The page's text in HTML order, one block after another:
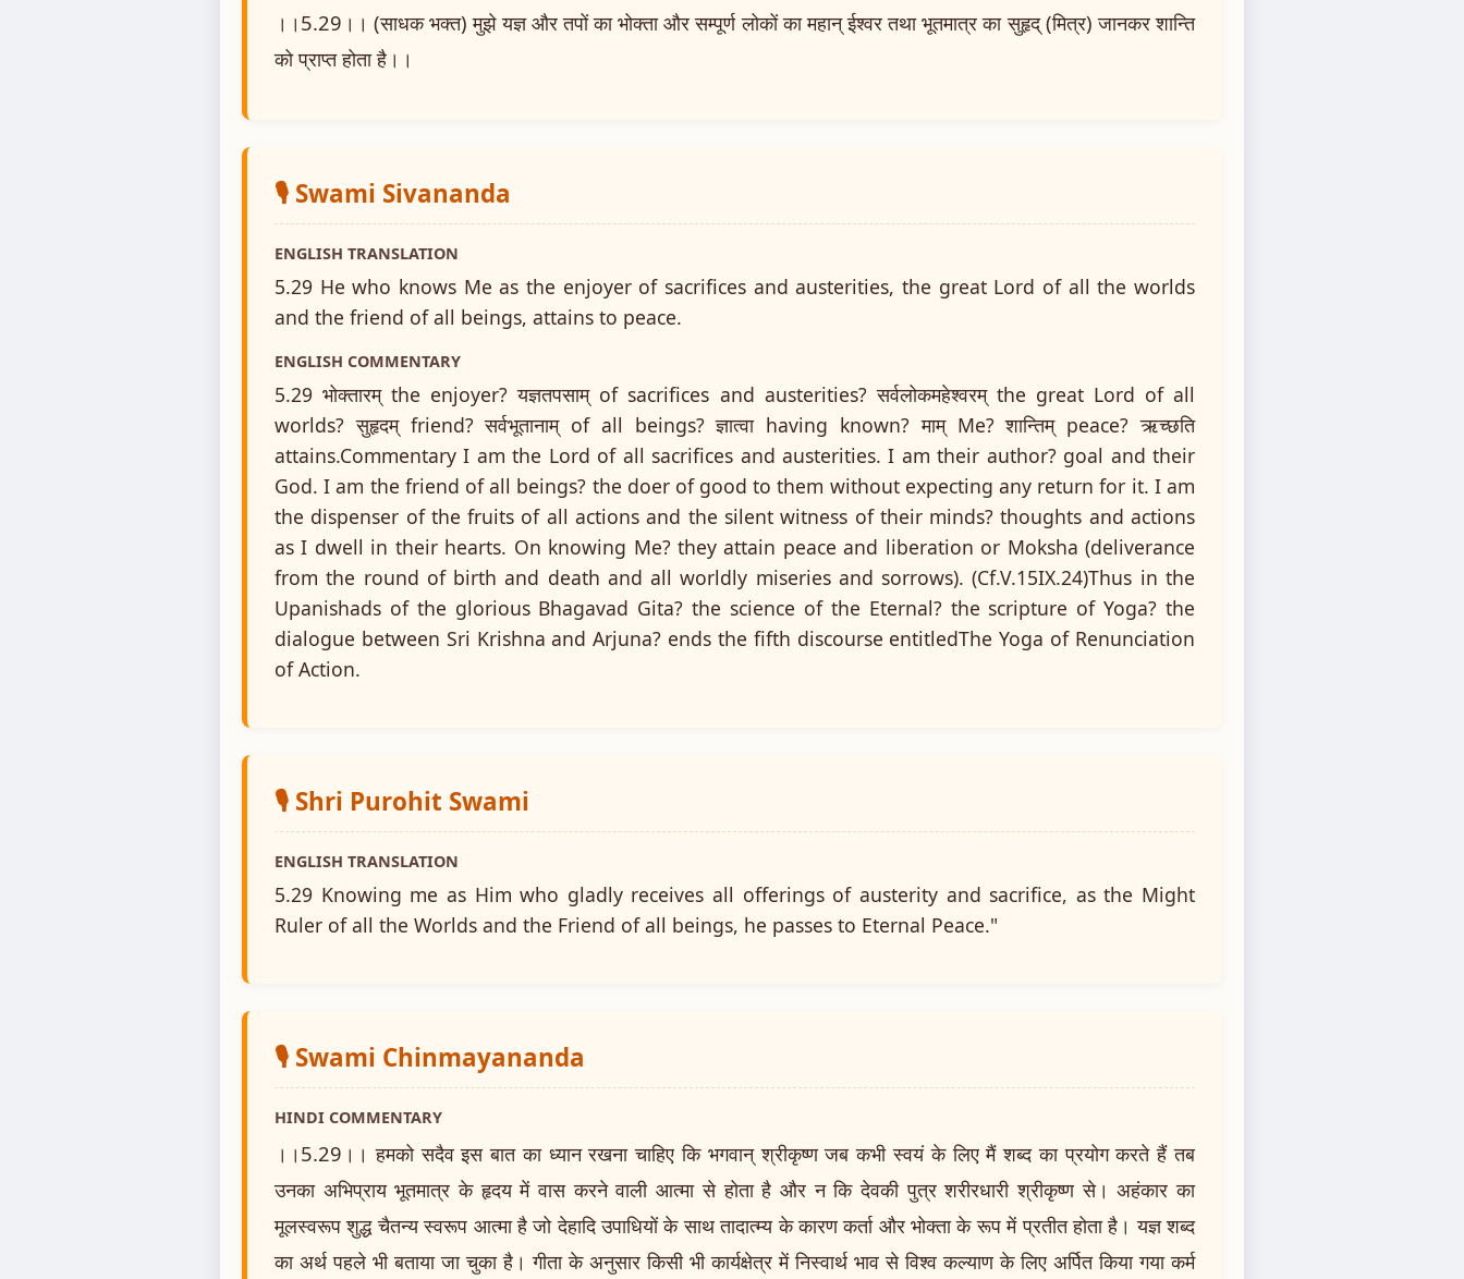
।।5.29।। (साधक भक्त) मुझे यज्ञ और तपों का भोक्ता और सम्पूर्ण लोकों का महान् ईश्वर तथा भूतमात्र का सुहृद् (मित्र) जानकर शान्ति
को प्राप्त होता है।।
🎙️ Swami Sivananda
ENGLISH TRANSLATION
5.29 He who knows Me as the enjoyer of sacrifices and austerities, the great Lord of all the worlds
and the friend of all beings, attains to peace.
ENGLISH COMMENTARY
5.29 भोक्तारम् the enjoyer? यज्ञतपसाम् of sacrifices and austerities? सर्वलोकमहेश्वरम् the great Lord of all
worlds? सुहृदम् friend? सर्वभूतानाम् of all beings? ज्ञात्वा having known? माम् Me? शान्तिम् peace? ऋच्छति
attains.Commentary I am the Lord of all sacrifices and austerities. I am their author? goal and their
God. I am the friend of all beings? the doer of good to them without expecting any return for it. I am
the dispenser of the fruits of all actions and the silent witness of their minds? thoughts and actions
as I dwell in their hearts. On knowing Me? they attain peace and liberation or Moksha (deliverance
from the round of birth and death and all worldly miseries and sorrows). (Cf.V.15IX.24)Thus in the
Upanishads of the glorious Bhagavad Gita? the science of the Eternal? the scripture of Yoga? the
dialogue between Sri Krishna and Arjuna? ends the fifth discourse entitledThe Yoga of Renunciation
of Action.
🎙️ Shri Purohit Swami
ENGLISH TRANSLATION
5.29 Knowing me as Him who gladly receives all offerings of austerity and sacrifice, as the Might
Ruler of all the Worlds and the Friend of all beings, he passes to Eternal Peace."
🎙️ Swami Chinmayananda
HINDI COMMENTARY
।।5.29।। हमको सदैव इस बात का ध्यान रखना चाहिए कि भगवान् श्रीकृष्ण जब कभी स्वयं के लिए मैं शब्द का प्रयोग करते हैं तब
उनका अभिप्राय भूतमात्र के हृदय में वास करने वाली आत्मा से होता है और न कि देवकी पुत्र शरीरधारी श्रीकृष्ण से। अहंकार का
मूलस्वरूप शुद्ध चैतन्य स्वरूप आत्मा है जो देहादि उपाधियों के साथ तादात्म्य के कारण कर्ता और भोक्ता के रूप में प्रतीत होता है। यज्ञ शब्द
का अर्थ पहले भी बताया जा चुका है। गीता के अनुसार किसी भी कार्यक्षेत्र में निस्वार्थ भाव से विश्व कल्याण के लिए अर्पित किया गया कर्म